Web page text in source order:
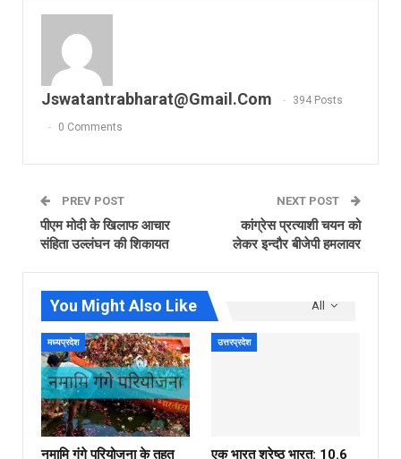
Jswatantrabharat@gmail.com 394 Posts
0 Comments
PREV POST
पीएम मोदी के खिलाफ आचार
संहिता उल्लंघन की शिकायत
NEXT POST
कांग्रेस प्रत्याशी चयन को
लेकर इन्दौर बीजेपी हमलावर
All
You Might Also Like
मध्यप्रदेश
नमामि गंगे परियोजना के तहत
उत्तरप्रदेश
एक भारत श्रेष्ठ भारत: 10.6